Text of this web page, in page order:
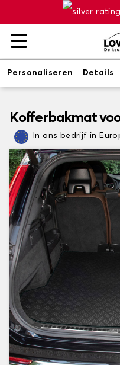
Personaliseren Details
Kofferbakmat
In ons bedrijf in